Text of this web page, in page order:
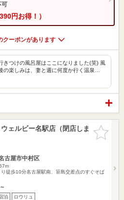
可
円お得！）
クーポンがあります
きつけの風呂屋はここになりました(笑) 風
の楽しみは、妻と週に何度か行く温泉…
お気に入
りに追加
ェルビー名駅店（閉店しま
古屋市中村区
徒歩10分名古屋駅南、笹島交差点のすぐそば
泊 ロウリュ